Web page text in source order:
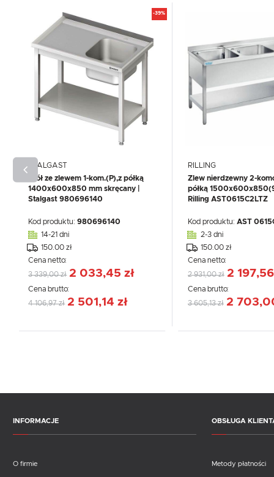
-39%
STALGAST
Stół ze zlewem 1-kom.(P),z półką
1400x600x850 mm skręcany |
Stalgast 980696140
Kod produktu:980696140
14-21 dni
150.00 zł
Cena netto:
3 339,00 zł 2 033,45 zł
Cena brutto:
4 106,97 zł 2 501,14 zł
RILLING
Zlew nierdzewny 2-
półką
Rilling AST0615C2LTZ
Kod produktu: AST
2-3 dni
150.00 zł
Cena netto:
2 931,00 zł 2
Cena brutto:
3 605,13 zł 2
INFORMACJE
O firmie
OBSŁUGA
Metody płatności